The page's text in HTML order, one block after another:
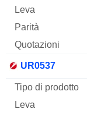
UR0537